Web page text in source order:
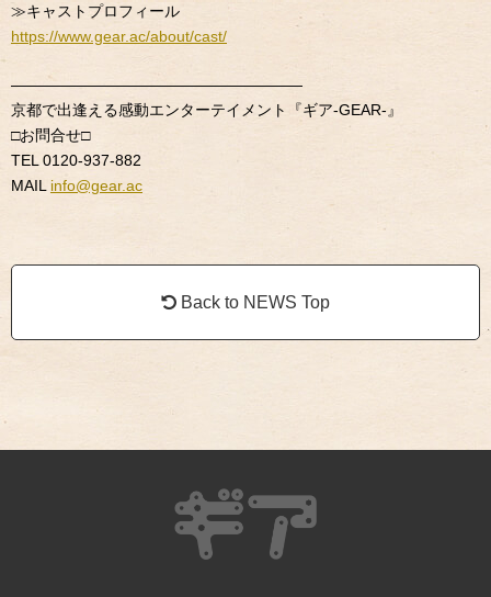
≫キャストプロフィール
https://www.gear.ac/about/cast/
———————————————————
京都で出逢える感動エンターテイメント『ギア-GEAR- 』
□お問合せ□
TEL 0120-937-882
MAIL info@gear.ac
Back to NEWS Top